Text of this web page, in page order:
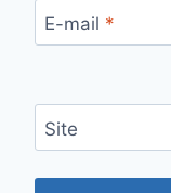
E-mail *
Site